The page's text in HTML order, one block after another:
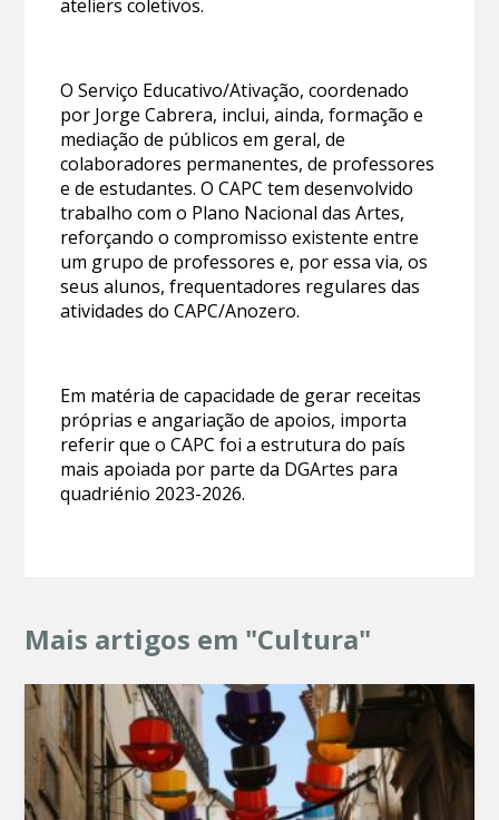
ateliers coletivos.
O Serviço Educativo/Ativação, coordenado
por Jorge Cabrera, inclui, ainda, formação e
mediação de públicos em geral, de
colaboradores permanentes, de professores
e de estudantes. O CAPC tem desenvolvido
trabalho com o Plano Nacional das Artes,
reforçando o compromisso existente entre
um grupo de professores e, por essa via, os
seus alunos, frequentadores regulares das
atividades do CAPC/Anozero.
Em matéria de capacidade de gerar receitas
próprias e angariação de apoios, importa
referir que o CAPC foi a estrutura do país
mais apoiada por parte da DGArtes para
quadriénio 2023-2026.
Mais artigos em "Cultura"